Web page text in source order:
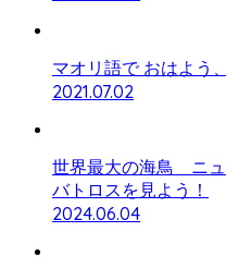
マオリ語で おはよう
2021.07.02
世界最大の海鳥 ニュ
バトロスを見よう！
2024.06.04